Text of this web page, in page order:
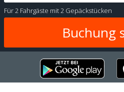
Für2 Fahrgäste mit2 Gepäckstücken